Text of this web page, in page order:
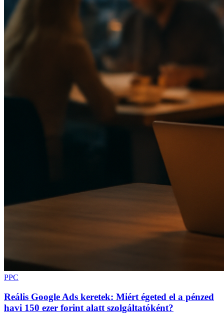
PPC
Reális Google Ads keretek: Miért égeted el a pénzed
havi 150 ezer forint alatt szolgáltatóként?